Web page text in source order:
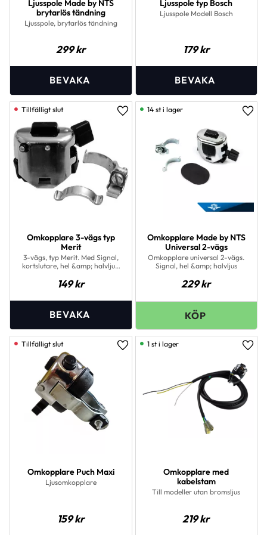
Ljusspole Made by NTS
brytarlös tändning
Ljusspole, brytarlös tändning
299kr
Ljusspole typ Bosch
Ljusspole Modell Bosch
179kr
Omkopplare 3-vägs typ
Merit
3-vägs, typ Merit. Med Signal,
kortslutare, hel &amp; halvljus.
Förkromad.Omkopplare 3-
149kr
Lägg till i favoriter
Omkopplare Made by NTS
Universal 2-vägs
Omkopplare universal 2-vägs.
Signal, hel &amp; halvljus
229kr
14 st i lager
Omkopplare Puch Maxi
Ljusomkopplare
159kr
Lägg till i favoriter
Omkopplare med
kabelstam
Till modeller utan bromsljus
219kr
1 st i lager